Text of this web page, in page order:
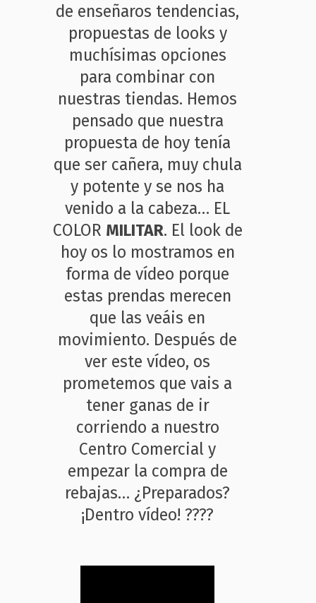
de enseñaros tendencias,
propuestas de looks y
muchísimas opciones
para combinar con
nuestras tiendas. Hemos
pensado que nuestra
propuesta de hoy tenía
que ser cañera, muy chula
y potente y se nos ha
venido a la cabeza… EL
COLOR MILITAR. El look de
hoy os lo mostramos en
forma de vídeo porque
estas prendas merecen
que las veáis en
movimiento. Después de
ver este vídeo, os
prometemos que vais a
tener ganas de ir
corriendo a nuestro
Centro Comercial y
empezar la compra de
rebajas… ¿Preparados?
¡Dentro vídeo! ????